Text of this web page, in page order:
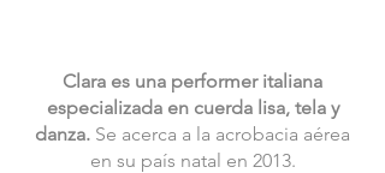
Clara es una performer italiana
especializada en cuerda lisa, tela y
danza. Se acerca a la acrobacia aérea
en su país natal en 2013.